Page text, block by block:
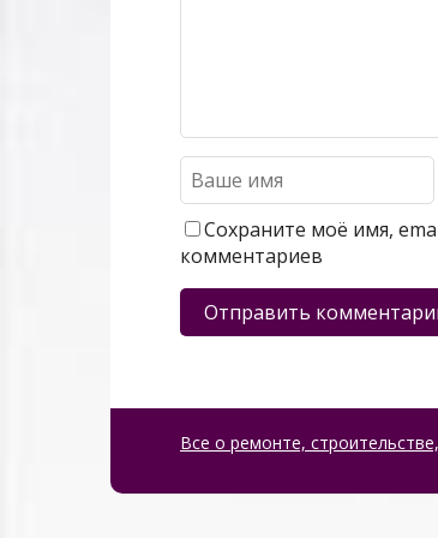
Сохраните моё имя,
комментариев
Все о ремонте,